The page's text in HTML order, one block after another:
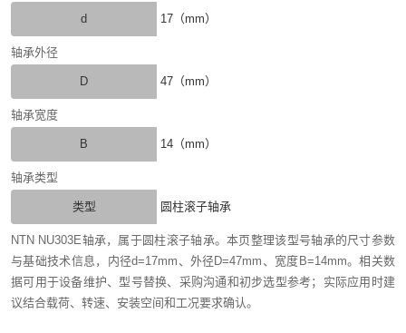
d 17（mm）
轴承外径
D 47（mm）
轴承宽度
B 14（mm）
轴承类型
类型 圆柱滚子轴承
NTN NU303E轴承，属于圆柱滚子轴承。本页整理该型号轴承的尺寸参数
与基础技术信息，内径d=17mm、外径D=47mm、宽度B=14mm。相关数
据可用于设备维护、型号替换、采购沟通和初步选型参考；实际应用时建
议结合载荷、转速、安装空间和工况要求确认。